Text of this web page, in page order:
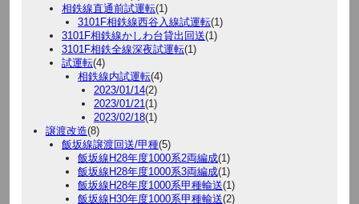
相鉄線直通前試運転(1)
3101F相鉄線西谷入線試運転(1)
3101F相鉄線かしわ台貸出回送(1)
3101F相鉄全線深夜試運転(1)
試運転(4)
相鉄線内試運転(4)
2023/01/14(2)
2023/01/21 (1)
2023/02/18(1)
譲渡改造(8)
飯坂線譲渡回送/甲種(5)
飯坂線H28年度1000系2両編成(1)
飯坂線H28年度1000系3両編成(1)
飯坂線H28年度1000系甲種輸送(1)
飯坂線H30年度1000系甲種輸送(2)